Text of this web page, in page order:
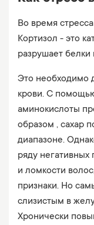
Во время
Кортизол - это
разрушает
Это необходимо
крови. С
аминокислоты
образом , сахар
диапазоне.
ряду негативных
и ломкости
признаки. Но
слизистым в
Хронически